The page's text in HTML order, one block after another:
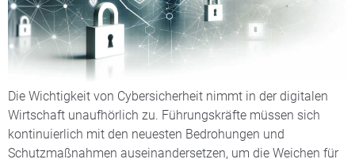
Die Wichtigkeit von Cybersicherheit nimmt in der digitalen
Wirtschaft unaufhörlich zu. Führungskräfte müssen sich
kontinuierlich mit den neuesten Bedrohungen und
Schutzmaßnahmen auseinandersetzen, um die Weichen für